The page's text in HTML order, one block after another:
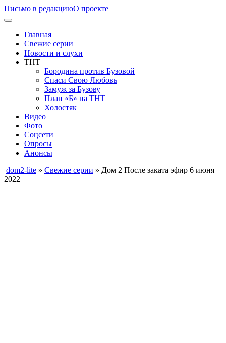
Письмо в редакциюО проекте
Главная
Свежие серии
Новости и слухи
ТНТ
Бородина против Бузовой
Спаси Свою Любовь
Замуж за Бузову
План «Б» на ТНТ
Холостяк
Видео
Фото
Соцсети
Опросы
Анонсы
dom2-lite » Свежие серии » Дом 2 После заката эфир 6 июня
2022